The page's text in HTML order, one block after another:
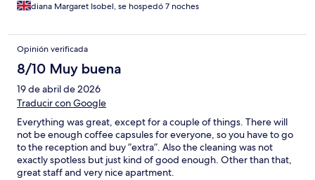
diana Margaret Isobel, se hospedó 7 noches
Opinión verificada
8/10 Muy buena
19 de abril de 2026
Traducir con Google
Everything was great, except for a couple of things. There will
not be enough coffee capsules for everyone, so you have to go
to the reception and buy ”extra”. Also the cleaning was not
exactly spotless but just kind of good enough. Other than that,
great staff and very nice apartment.